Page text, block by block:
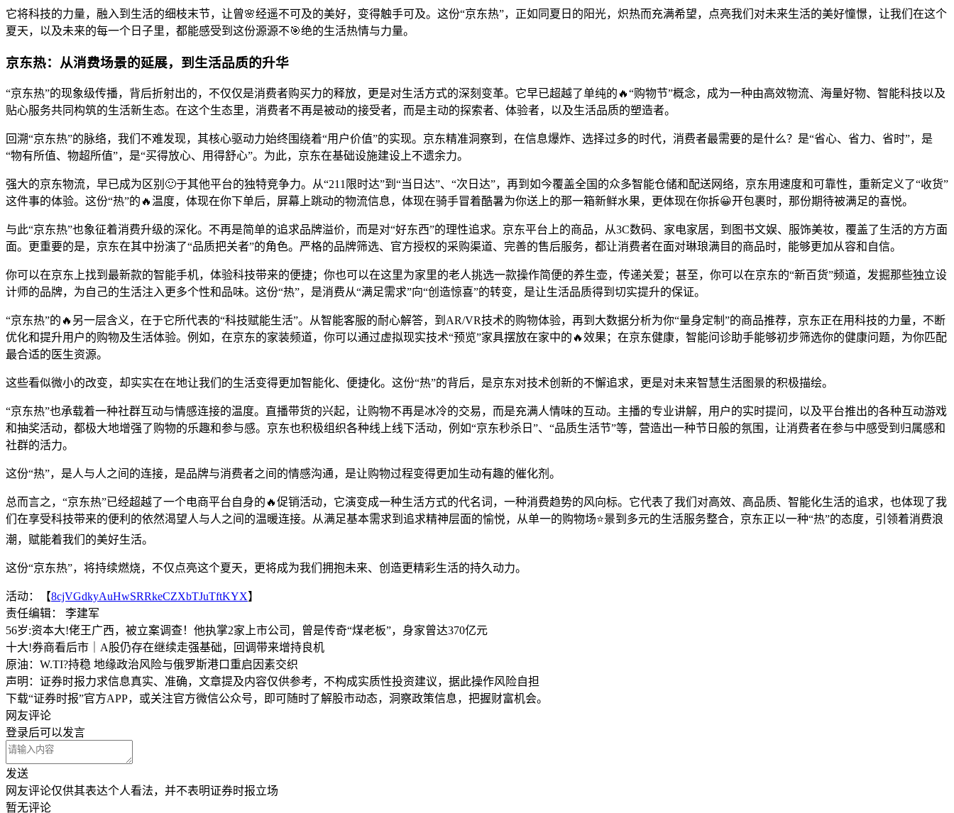
它将科技的力量，融入到生活的细枝末节，让曾🌸经遥不可及的美好，变得触手可及。这份“京东热”，正如同夏日的阳光，炽热而充满希望，点亮我们对未来生活的美好憧憬，让我们在这个
夏天，以及未来的每一个日子里，都能感受到这份源源不🎯绝的生活热情与力量。
京东热：从消费场景的延展，到生活品质的升华
“京东热”的现象级传播，背后折射出的，不仅仅是消费者购买力的释放，更是对生活方式的深刻变革。它早已超越了单纯的🔥“购物节”概念，成为一种由高效物流、海量好物、智能科技以及
贴心服务共同构筑的生活新生态。在这个生态里，消费者不再是被动的接受者，而是主动的探索者、体验者，以及生活品质的塑造者。
回溯“京东热”的脉络，我们不难发现，其核心驱动力始终围绕着“用户价值”的实现。京东精准洞察到，在信息爆炸、选择过多的时代，消费者最需要的是什么？是“省心、省力、省时”，是
“物有所值、物超所值”，是“买得放心、用得舒心”。为此，京东在基础设施建设上不遗余力。
强大的京东物流，早已成为区别🙂于其他平台的独特竞争力。从“211限时达”到“当日达”、“次日达”，再到如今覆盖全国的众多智能仓储和配送网络，京东用速度和可靠性，重新定义了“收货”
这件事的体验。这份“热”的🔥温度，体现在你下单后，屏幕上跳动的物流信息，体现在骑手冒着酷暑为你送上的那一箱新鲜水果，更体现在你拆😀开包裹时，那份期待被满足的喜悦。
与此“京东热”也象征着消费升级的深化。不再是简单的追求品牌溢价，而是对“好东西”的理性追求。京东平台上的商品，从3C数码、家电家居，到图书文娱、服饰美妆，覆盖了生活的方方面
面。更重要的是，京东在其中扮演了“品质把关者”的角色。严格的品牌筛选、官方授权的采购渠道、完善的售后服务，都让消费者在面对琳琅满目的商品时，能够更加从容和自信。
你可以在京东上找到最新款的智能手机，体验科技带来的便捷；你也可以在这里为家里的老人挑选一款操作简便的养生壶，传递关爱；甚至，你可以在京东的“新百货”频道，发掘那些独立设
计师的品牌，为自己的生活注入更多个性和品味。这份“热”，是消费从“满足需求”向“创造惊喜”的转变，是让生活品质得到切实提升的保证。
“京东热”的🔥另一层含义，在于它所代表的“科技赋能生活”。从智能客服的耐心解答，到AR/VR技术的购物体验，再到大数据分析为你“量身定制”的商品推荐，京东正在用科技的力量，不断
优化和提升用户的购物及生活体验。例如，在京东的家装频道，你可以通过虚拟现实技术“预览”家具摆放在家中的🔥效果；在京东健康，智能问诊助手能够初步筛选你的健康问题，为你匹配
最合适的医生资源。
这些看似微小的改变，却实实在在地让我们的生活变得更加智能化、便捷化。这份“热”的背后，是京东对技术创新的不懈追求，更是对未来智慧生活图景的积极描绘。
“京东热”也承载着一种社群互动与情感连接的温度。直播带货的兴起，让购物不再是冰冷的交易，而是充满人情味的互动。主播的专业讲解，用户的实时提问，以及平台推出的各种互动游戏
和抽奖活动，都极大地增强了购物的乐趣和参与感。京东也积极组织各种线上线下活动，例如“京东秒杀日”、“品质生活节”等，营造出一种节日般的氛围，让消费者在参与中感受到归属感和
社群的活力。
这份“热”，是人与人之间的连接，是品牌与消费者之间的情感沟通，是让购物过程变得更加生动有趣的催化剂。
总而言之，“京东热”已经超越了一个电商平台自身的🔥促销活动，它演变成一种生活方式的代名词，一种消费趋势的风向标。它代表了我们对高效、高品质、智能化生活的追求，也体现了我
们在享受科技带来的便利的依然渴望人与人之间的温暖连接。从满足基本需求到追求精神层面的愉悦，从单一的购物场⭐景到多元的生活服务整合，京东正以一种“热”的态度，引领着消费浪
潮，赋能着我们的美好生活。
这份“京东热”，将持续燃烧，不仅点亮这个夏天，更将成为我们拥抱未来、创造更精彩生活的持久动力。
活动：【8cjVGdkyAuHwSRRkeCZXbTJuTftKYX】
责任编辑： 李建军
56岁:资本大!佬王广西，被立案调查！他执掌2家上市公司，曾是传奇“煤老板”，身家曾达370亿元
十大!券商看后市｜A股仍存在继续走强基础，回调带来增持良机
原油：W.TI?持稳 地缘政治风险与俄罗斯港口重启因素交织
声明：证券时报力求信息真实、准确，文章提及内容仅供参考，不构成实质性投资建议，据此操作风险自担
下载“证券时报”官方APP，或关注官方微信公众号，即可随时了解股市动态，洞察政策信息，把握财富机会。
网友评论
登录后可以发言
发送
网友评论仅供其表达个人看法，并不表明证券时报立场
暂无评论